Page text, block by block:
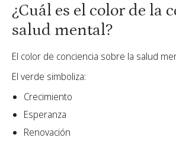
¿Cuál es el color de la
salud mental?
El color de conciencia sobre la salud
El verde simboliza:
Crecimiento
Esperanza
Renovación